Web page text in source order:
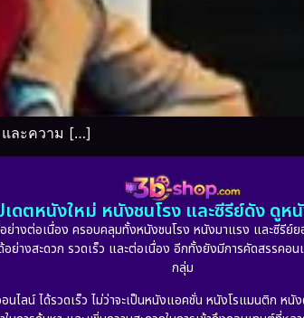
และความ […]
ดตหนังใหม่ หนังชนโรง และซีรีย์ดัง ดูห
งต่อเนื่อง ครอบคลุมทั้งหนังชนโรง หนังมาแรง และซีรีย์
อย่างสะดวก รวดเร็ว และต่อเนื่อง อีกทั้งยังมีการคัดสรร
กลุ่ม
ไลน์ ได้รวดเร็ว ไม่ว่าจะเป็นหนังแอคชั่น หนังโรแมนติก